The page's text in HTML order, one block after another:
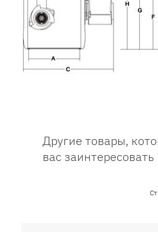
Другие товары,
вас заинтересовать